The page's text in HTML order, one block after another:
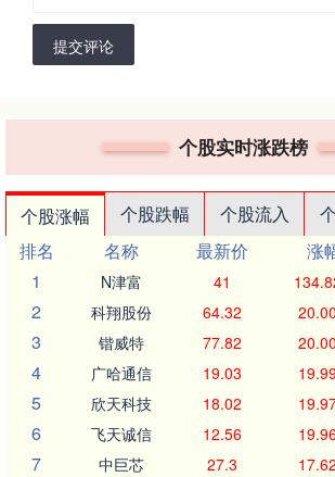
提交评论
个股实时涨跌榜
个股涨幅 个股跌幅 个股流入
排名
名称 最新价 涨
1
N津富 41
2 科翔股份 64.32
3 锴威特 77.82
4 广哈通信 19.03
5 欣天科技 18.02
6 飞天诚信 12.56
7 中巨芯 27.3